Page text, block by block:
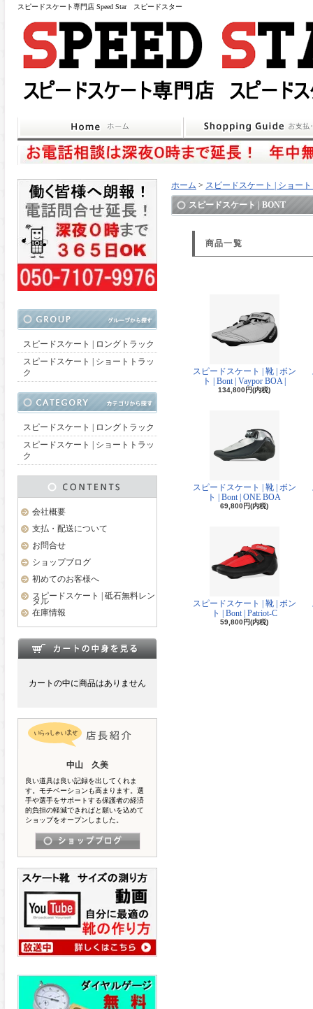
スピードスケート専門店 Speed Star スピードスター
スピードスケート | ロングトラック
スピードスケート | ショートトラッ
ク
スピードスケート | ロングトラック
スピードスケート | ショートトラッ
ク
会社概要
支払・配送について
お問合せ
ショップブログ
初めてのお客様へ
スピードスケート | 砥石無料レン
タル
在庫情報
カートの中に商品はありません
中山 久美
良い道具は良い記録を出してくれま
す。モチベーションも高まります。選
手や選手をサポートする保護者の経済
的負担の軽減できればと願いを込めて
ショップをオープンしました。
ホーム > スピードスケート | ショー
スピードスケート | BONT
商品一覧
スピードスケート | 靴 | ボン
ト | Bont | Vaypor BOA |
134,800円(内税)
スピードスケート | 靴 | ボン
ト | Bont | ONE BOA
69,800円(内税)
スピードスケート | 靴 | ボン
ト | Bont | Patriot-C
59,800円(内税)